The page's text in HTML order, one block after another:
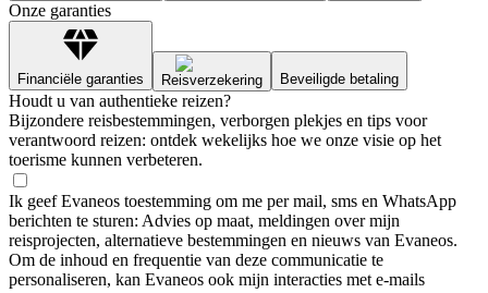
Onze garanties
Financiële garanties Reisverzekering Beveiligde betaling
Houdt u van authentieke reizen?
Bijzondere reisbestemmingen, verborgen plekjes en tips voor
verantwoord reizen: ontdek wekelijks hoe we onze visie op het
toerisme kunnen verbeteren.
Ik geef Evaneos toestemming om me per mail, sms en WhatsApp
berichten te sturen: Advies op maat, meldingen over mijn
reisprojecten, alternatieve bestemmingen en nieuws van Evaneos.
Om de inhoud en frequentie van deze communicatie te
personaliseren, kan Evaneos ook mijn interacties met e-mails